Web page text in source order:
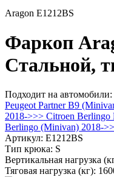
Aragon E1212BS
Фаркоп
Стальной,
Подходит на автомобили:
Peugeot Partner B9
2018->>> Citroen Berlingo
Berlingo (Minivan) 2018-
Артикул: E1212BS
Тип крюка: S
Вертикальная нагрузка
Тяговая нагрузка (кг):